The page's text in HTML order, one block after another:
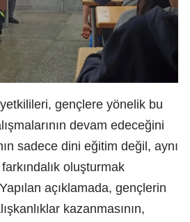
gençlere yönelik bu
devam edeceğini
sadece dini eğitim değil, aynı
oluşturmak
açıklamada, gençlerin
kazanmasının,